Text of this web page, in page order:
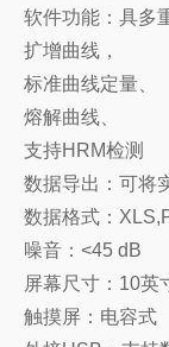
软件功能：具多
扩增曲线，
标准曲线定量、
熔解曲线、
支持HRM检测
数据导出：可将
数据格式：
噪音：<45 dB
屏幕尺寸：10英
触摸屏：电容式